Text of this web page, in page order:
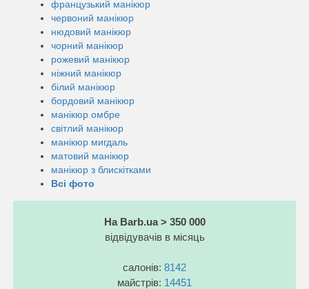
французький манікюр
червоний манікюр
нюдовий манікюр
чорний манікюр
рожевий манікюр
ніжний манікюр
білий манікюр
бордовий манікюр
манікюр омбре
світлий манікюр
манікюр мигдаль
матовий манікюр
манікюр з блискітками
Всі фото
На Barb.ua > 350 000
відвідувачів в місяць
салонів: 8142
майстрів: 14451